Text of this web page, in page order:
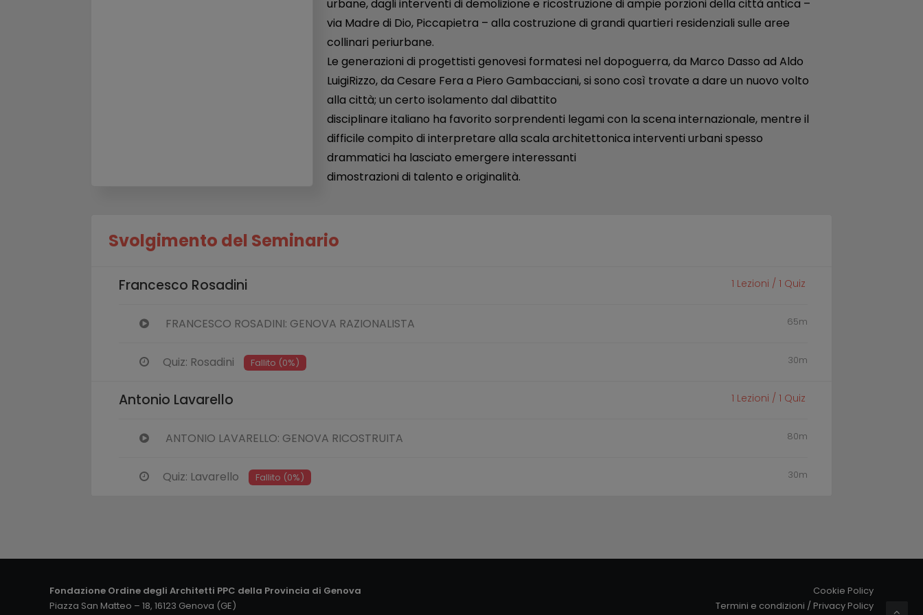
urbane, dagli interventi di demolizione e ricostruzione di ampie porzioni della città antica –
via Madre di Dio, Piccapietra – alla costruzione di grandi quartieri residenziali sulle aree
collinari periurbane.
Le generazioni di progettisti genovesi formatesi nel dopoguerra, da Marco Dasso ad Aldo
LuigiRizzo, da Cesare Fera a Piero Gambacciani, si sono così trovate a dare un nuovo volto
alla città; un certo isolamento dal dibattito
disciplinare italiano ha favorito sorprendenti legami con la scena internazionale, mentre il
difficile compito di interpretare alla scala architettonica interventi urbani spesso
drammatici ha lasciato emergere interessanti
dimostrazioni di talento e originalità.
Svolgimento del Seminario
Francesco Rosadini 1 Lezioni / 1 Quiz
FRANCESCO ROSADINI: GENOVA RAZIONALISTA 65m
Quiz: Rosadini Fallito (0%) 30m
Antonio Lavarello 1 Lezioni / 1 Quiz
ANTONIO LAVARELLO: GENOVA RICOSTRUITA 80m
Quiz: Lavarello Fallito (0%) 30m
Fondazione Ordine degli Architetti PPC della Provincia di Genova
Piazza San Matteo – 18, 16123 Genova (GE)
Cookie Policy
Termini e condizioni / Privacy Policy